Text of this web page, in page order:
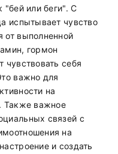
"бей или беги". С
испытывает чувство
от выполненной
гормон
чувствовать себя
важно для
на
Также важное
связей с
на
и создать